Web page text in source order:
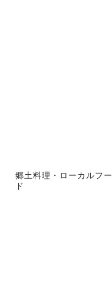
郷土料理・ローカルフー
ド